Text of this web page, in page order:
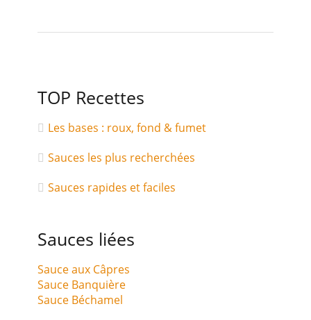
TOP Recettes
Les bases : roux, fond & fumet
Sauces les plus recherchées
Sauces rapides et faciles
Sauces liées
Sauce aux Câpres
Sauce Banquière
Sauce Béchamel